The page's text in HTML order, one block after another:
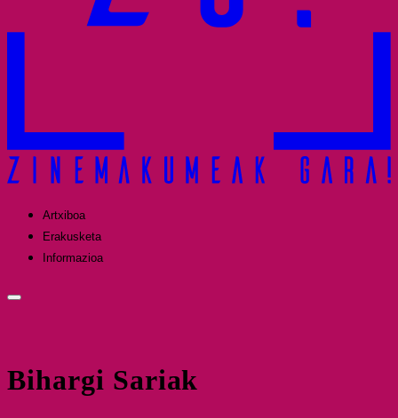
Artxiboa
Erakusketa
Informazioa
Bihargi Sariak